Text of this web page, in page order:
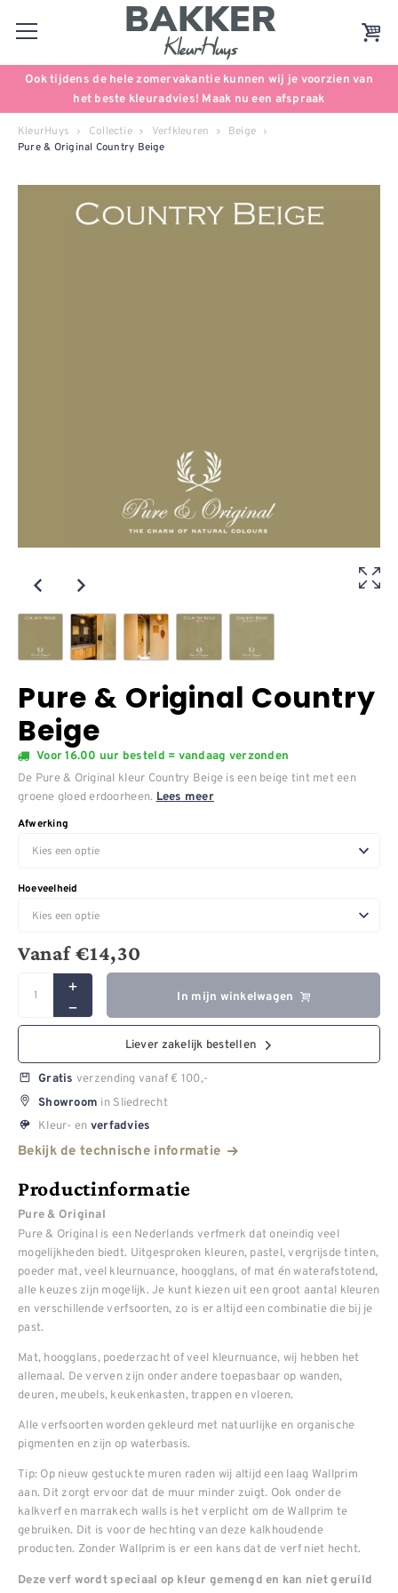
Ook tijdens de hele zomervakantie kunnen wij je voorzien van
het beste kleuradvies! Maak nu een afspraak
KleurHuys Collectie Verfkleuren Beige
Pure & Original Country Beige
Pure & Original Country
Beige
Voor 16.00 uur besteld = vandaag verzonden
De Pure & Original kleur Country Beige is een beige tint met een
groene gloed erdoorheen. Lees meer
Afwerking
Hoeveelheid
Vanaf€14,30
In mijn winkelwagen
Liever zakelijk bestellen
Gratis verzending vanaf € 100,-
Showroom in Sliedrecht
Kleur- en verfadvies
Bekijk de technische informatie
Productinformatie
Pure & Original
Pure & Original is een Nederlands verfmerk dat oneindig veel
mogelijkheden biedt. Uitgesproken kleuren, pastel, vergrijsde tinten,
poeder mat, veel kleurnuance, hoogglans, of mat én waterafstotend,
alle keuzes zijn mogelijk. Je kunt kiezen uit een groot aantal kleuren
en verschillende verfsoorten, zo is er altijd een combinatie die bij je
past.
Mat, hoogglans, poederzacht of veel kleurnuance, wij hebben het
allemaal. De verven zijn onder andere toepasbaar op wanden,
deuren, meubels, keukenkasten, trappen en vloeren.
Alle verfsoorten worden gekleurd met natuurlijke en organische
pigmenten en zijn op waterbasis.
Tip: Op nieuw gestuckte muren raden wij altijd een laag Wallprim
aan. Dit zorgt ervoor dat de muur minder zuigt. Ook onder de
kalkverf en marrakech walls is het verplicht om de Wallprim te
gebruiken. Dit is voor de hechting van deze kalkhoudende
producten. Zonder Wallprim is er een kans dat de verf niet hecht.
Deze verf wordt speciaal op kleur gemengd en kan niet geruild